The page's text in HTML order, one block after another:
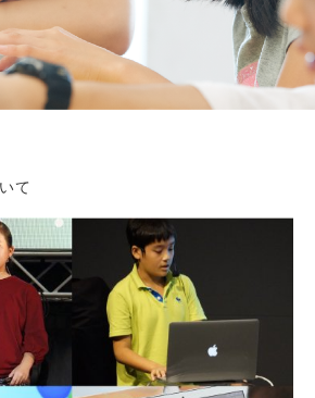
て